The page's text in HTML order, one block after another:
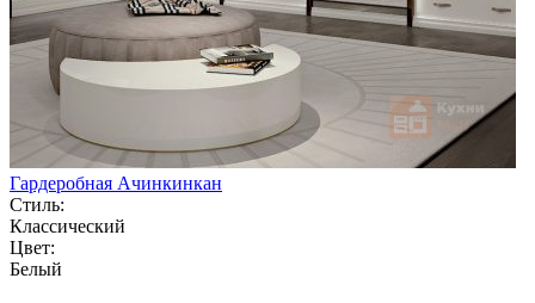
Гардеробная Ачинкинкан
Стиль:
Классический
Цвет:
Белый